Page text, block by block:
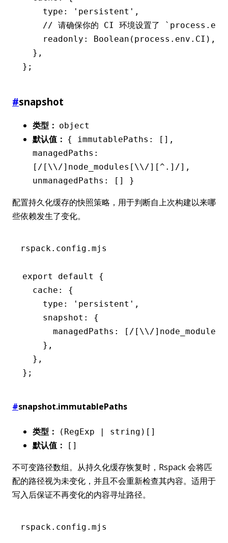
    type
: 'persistent' ,
// 请确保你的 CI 环境设置了
    readonly
: Boolean ( process . env . CI ) ,
  }
,
};
#snapshot
类型： object
默认值： { immutablePaths: [],
managedPaths:
[/[\\/]node_modules[\\/][^.]/],
unmanagedPaths: [] }
配置持久化缓存的快照策略，用于判断自上次构建以来哪
些依赖发生了变化。
rspack.config.mjs
export default
{
  cache
:
{
    type
: 'persistent' ,
    snapshot
:
{
      managedPaths
: [ /[\\/
    }
,
  }
,
};
#snapshot.immutablePaths
类型： (RegExp | string)[]
默认值： []
不可变路径数组。从持久化缓存恢复时，Rspack 会将匹
配的路径视为未变化，并且不会重新检查其内容。适用于
写入后保证不再变化的内容寻址路径。
rspack.config.mjs